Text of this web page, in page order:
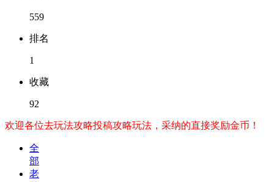
559
排名
1
收藏
92
欢迎各位去玩法攻略投稿攻略玩法，采纳的直接奖励金币！
全
部
老